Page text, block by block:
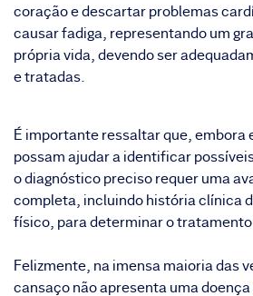
coração e descartar problemas
causar fadiga, representando um
própria vida, devendo ser
e tratadas.
É importante ressaltar que, embora
possam ajudar a identificar
o diagnóstico preciso requer uma
completa, incluindo história clínica
físico, para determinar o
Felizmente, na imensa maioria das
cansaço não apresenta uma